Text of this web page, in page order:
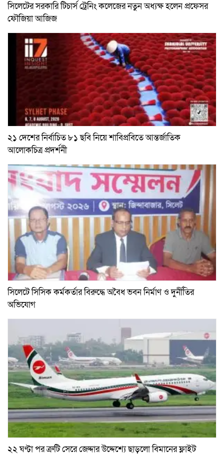
সিলেটের সরকারি টিচার্স ট্রেনিং কলেজের নতুন অধ্যক্ষ হলেন প্রফেসর
ফৌজিয়া আজিজ
২১ দেশের নির্বাচিত ৮১ ছবি নিয়ে শাবিপ্রবিতে আন্তর্জাতিক
আলোকচিত্র প্রদর্শনী
সিলেটে সিসিক কর্মকর্তার বিরুদ্ধে অবৈধ ভবন নির্মাণ ও দুর্নীতির
অভিযোগ
২২ ঘণ্টা পর ত্রুটি সেরে জেদ্দার উদ্দেশ্যে ছাড়লো বিমানের ফ্লাইট